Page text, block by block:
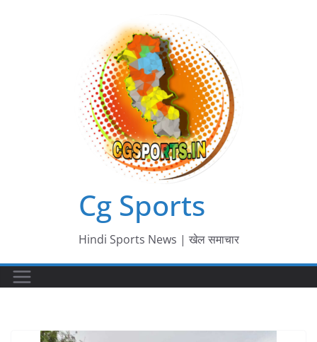
Cg Sports
Hindi Sports News | खेल समाचार